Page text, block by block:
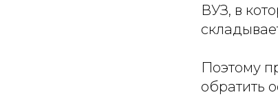
ВУЗ, в
Поэтому
обратить